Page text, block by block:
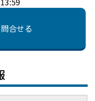
合せる